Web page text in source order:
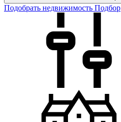
Подобрать недвижимость Подбор